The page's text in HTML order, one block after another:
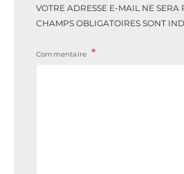
VOTRE ADRESSE E-MAIL NE SERA
CHAMPS OBLIGATOIRES SONT
Commentaire